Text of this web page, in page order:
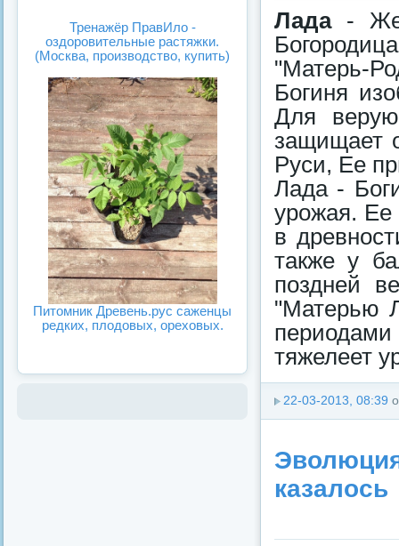
Лада-
"Матерь-
Богиня
Для
защищает
Руси, Ее
Лада -
урожая. Ее
в
также у
поздней
"Матерью
тяжелеет
22-03-2013, 08:39
казалось
Тренажёр ПравИло -
оздоровительные растяжки.
(Москва, производство, купить)
Питомник Древень.рус саженцы
редких, плодовых, ореховых.